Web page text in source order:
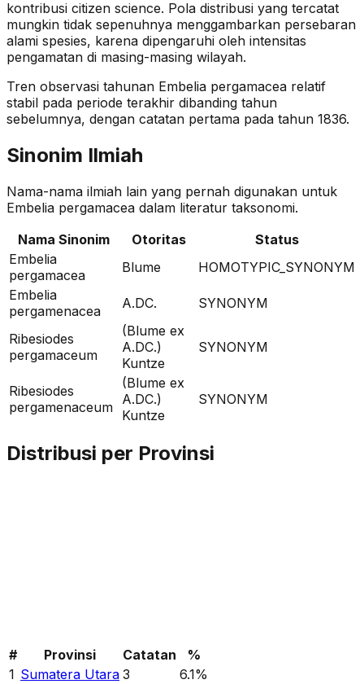
kontribusi citizen science. Pola distribusi yang tercatat
mungkin tidak sepenuhnya menggambarkan persebaran
alami spesies, karena dipengaruhi oleh intensitas
pengamatan di masing-masing wilayah.
Tren observasi tahunan Embelia pergamacea relatif
stabil pada periode terakhir dibanding tahun
sebelumnya, dengan catatan pertama pada tahun 1836.
Sinonim Ilmiah
Nama-nama ilmiah lain yang pernah digunakan untuk
Embelia pergamacea dalam literatur taksonomi.
Nama Sinonim
Otoritas
Status
Embelia
pergamacea
Blume
HOMOTYPIC_SYNONYM
Embelia
pergamenacea
A.DC. SYNONYM
Ribesiodes
pergamaceum
(Blume ex
A.DC.)
Kuntze
SYNONYM
Ribesiodes
pergamenaceum
(Blume ex
A.DC.)
Kuntze
SYNONYM
Distribusi per Provinsi
# Provinsi Catatan
%
1 Sumatera Utara 3 6.1%